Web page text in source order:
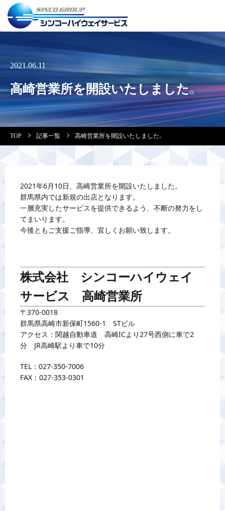
事業紹介
会社案内・実
採用情報
反社会的勢力排
プライバシーポ
2021.06.11
高崎営業所を開設いたしました。
TOP 記事一覧 高崎営業所を開設いたしました。
2021年6月10日、高崎営業所を開設いたしました。
群馬県内では新規の出店となります。
一層充実したサービスを提供できるよう、不断の努力をし
てまいります。
今後ともご支援ご指導、宜しくお願い致します。
株式会社 シンコーハイウェイ
サービス 高崎営業所
〒370-0018
群馬県高崎市新保町1560-1 STビル
アクセス：関越自動車道 高崎ICより27号西側に車で2
分 JR高崎駅より車で10分
TEL：027-350-7006
FAX：027-353-0301